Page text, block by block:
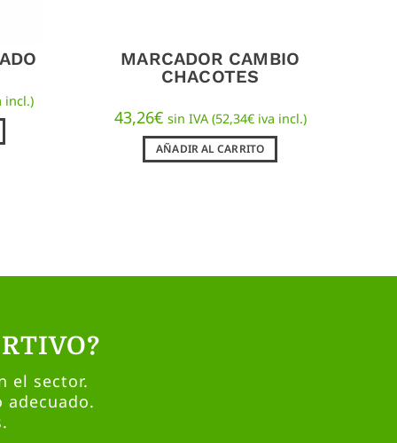
incl.)
MARCADOR CAMBIO
CHACOTES
43,26€ sin IVA (52,34€iva incl.)
AÑADIR AL CARRITO
el sector.